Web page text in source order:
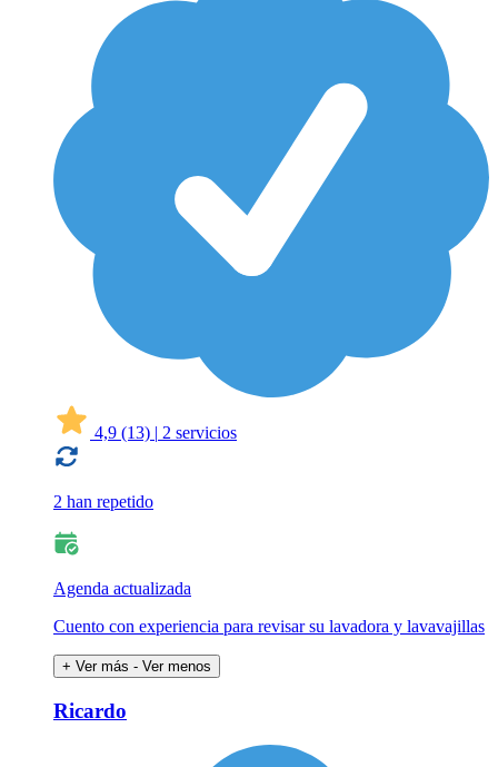
4,9 (13) | 2 servicios
2 han repetido
Agenda actualizada
Cuento con experiencia para revisar su lavadora y lavavajillas
+ Ver más - Ver menos
Ricardo